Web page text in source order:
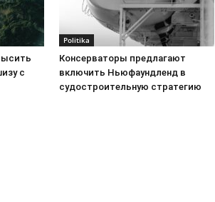
с
Politika
Консерваторы предлагают
включить Ньюфаундленд в
судостроительную стратегию